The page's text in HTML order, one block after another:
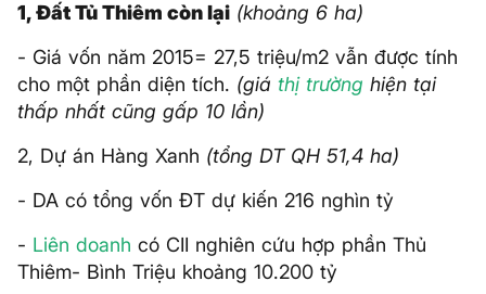
1, Đất Tủ Thiêm còn lại (khoảng 6 ha)
- Giá vốn năm 2015= 27,5 triệu/m2 vẫn được tính
cho một phần diện tích. (giá thị trường hiện tại
thấp nhất cũng gấp 10 lần)
2, Dự án Hàng Xanh (tổng DT QH 51,4 ha)
- DA có tổng vốn ĐT dự kiến 216 nghìn tỷ
- Liên doanh có CII nghiên cứu hợp phần Thủ
Thiêm- Bình Triệu khoảng 10.200 tỷ